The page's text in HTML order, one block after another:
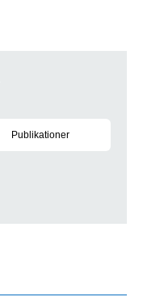
Publikationer